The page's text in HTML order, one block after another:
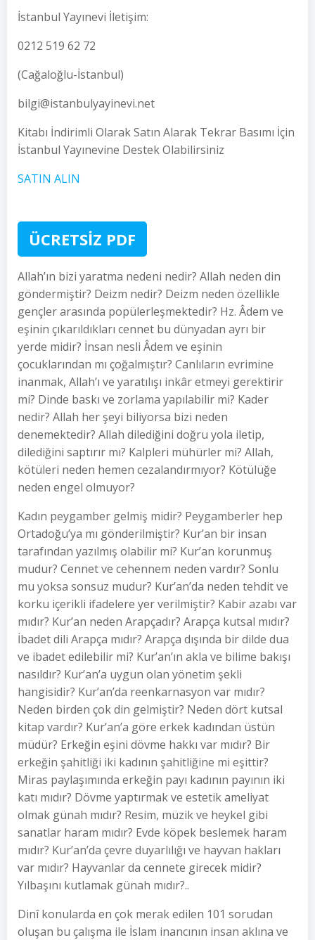
İstanbul Yayınevi İletişim:
0212 519 62 72
(Cağaloğlu-İstanbul)
bilgi@istanbulyayinevi.net
Kitabı İndirimli Olarak Satın Alarak Tekrar Basımı İçin
İstanbul Yayınevine Destek Olabilirsiniz
SATIN ALIN
ÜCRETSİZ PDF
Allah’ın bizi yaratma nedeni nedir? Allah neden din
göndermiştir? Deizm nedir? Deizm neden özellikle
gençler arasında popülerleşmektedir? Hz. Âdem ve
eşinin çıkarıldıkları cennet bu dünyadan ayrı bir
yerde midir? İnsan nesli Âdem ve eşinin
çocuklarından mı çoğalmıştır? Canlıların evrimine
inanmak, Allah’ı ve yaratılışı inkâr etmeyi gerektirir
mi? Dinde baskı ve zorlama yapılabilir mi? Kader
nedir? Allah her şeyi biliyorsa bizi neden
denemektedir? Allah dilediğini doğru yola iletip,
dilediğini saptırır mı? Kalpleri mühürler mi? Allah,
kötüleri neden hemen cezalandırmıyor? Kötülüğe
neden engel olmuyor?
Kadın peygamber gelmiş midir? Peygamberler hep
Ortadoğu’ya mı gönderilmiştir? Kur’an bir insan
tarafından yazılmış olabilir mi? Kur’an korunmuş
mudur? Cennet ve cehennem neden vardır? Sonlu
mu yoksa sonsuz mudur? Kur’an’da neden tehdit ve
korku içerikli ifadelere yer verilmiştir? Kabir azabı var
mıdır? Kur’an neden Arapçadır? Arapça kutsal mıdır?
İbadet dili Arapça mıdır? Arapça dışında bir dilde dua
ve ibadet edilebilir mi? Kur’an’ın akla ve bilime bakışı
nasıldır? Kur’an’a uygun olan yönetim şekli
hangisidir? Kur’an’da reenkarnasyon var mıdır?
Neden birden çok din gelmiştir? Neden dört kutsal
kitap vardır? Kur’an’a göre erkek kadından üstün
müdür? Erkeğin eşini dövme hakkı var mıdır? Bir
erkeğin şahitliği iki kadının şahitliğine mi eşittir?
Miras paylaşımında erkeğin payı kadının payının iki
katı mıdır? Dövme yaptırmak ve estetik ameliyat
olmak günah mıdır? Resim, müzik ve heykel gibi
sanatlar haram mıdır? Evde köpek beslemek haram
mıdır? Kur’an’da çevre duyarlılığı ve hayvan hakları
var mıdır? Hayvanlar da cennete girecek midir?
Yılbaşını kutlamak günah mıdır?..
Dinî konularda en çok merak edilen 101 sorudan
oluşan bu çalışma ile İslam inancının insan aklına ve